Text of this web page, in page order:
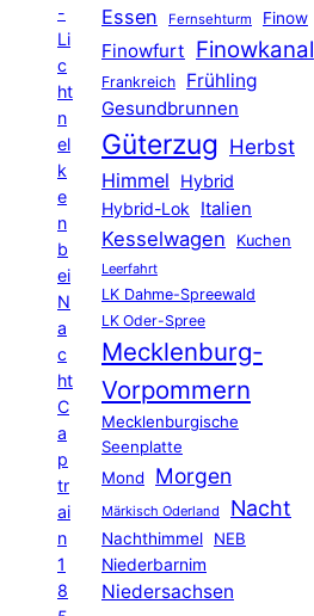
-
Li
c
ht
n
el
k
e
n
b
ei
N
a
c
ht
C
a
p
tr
ai
n
1
8
Essen Fernsehturm Finow
Finowfurt Finowkanal
Frankreich Frühling
Gesundbrunnen
Güterzug Herbst
Himmel
Hybrid
Hybrid-Lok Italien
Kesselwagen Kuchen
Leerfahrt
LK Dahme-Spreewald
LK Oder-Spree
Mecklenburg-
Vorpommern
Mecklenburgische
Seenplatte
Mond
Morgen
Märkisch Oderland Nacht
Nachthimmel
NEB
Niederbarnim
Niedersachsen